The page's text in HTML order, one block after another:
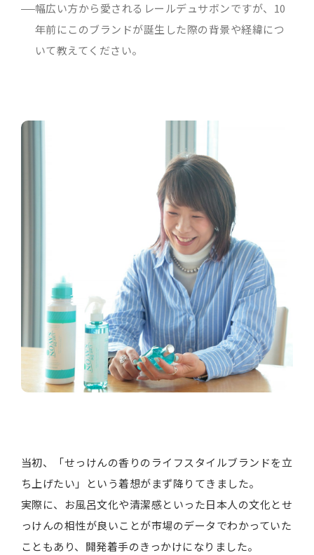
幅広い方から愛されるレールデュサボンですが、10
年前にこのブランドが誕生した際の背景や経緯につ
いて教えてください。
当初、「せっけんの香りのライフスタイルブランドを立
ち上げたい」という着想がまず降りてきました。
実際に、お風呂文化や清潔感といった日本人の文化とせ
っけんの相性が良いことが市場のデータでわかっていた
こともあり、開発着手のきっかけになりました。